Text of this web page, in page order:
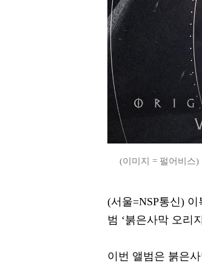
(이미지 = 펄어비스)
(서울=NSP통신) 이
범 ‘붉은사막 오리
이번 앨범은 붉은